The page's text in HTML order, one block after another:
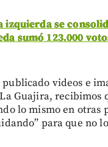
izquierda se
sumó 123.000
videos e
Guajira, recibimos
lo mismo en otras
para que no